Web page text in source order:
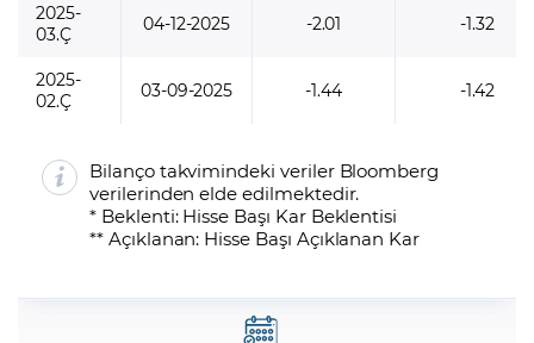
2025-
03.Ç
04-12-2025 -2.01 -1.32
2025-
02.Ç
03-09-2025 -1.44 -1.42
Bilanço takvimindeki veriler Bloomberg
verilerinden elde edilmektedir.
* Beklenti: Hisse Başı Kar Beklentisi
** Açıklanan: Hisse Başı Açıklanan Kar